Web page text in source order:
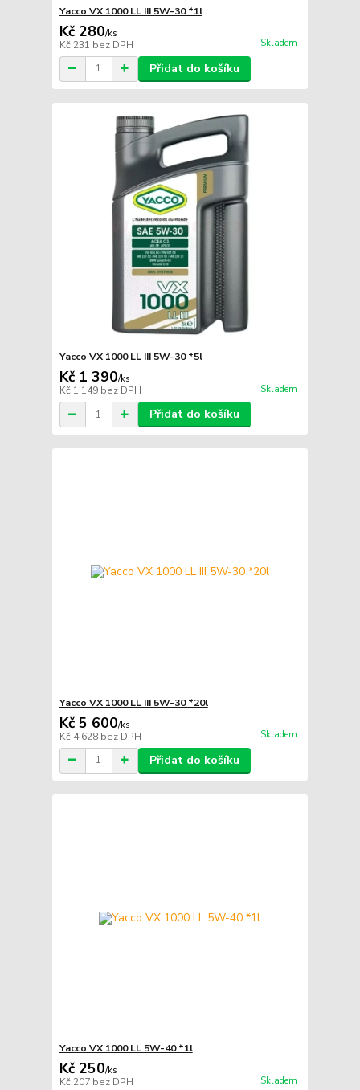
Yacco VX 1000 LL III 5W-30 *1l
Kč 280/ks
Kč 231 bez DPH Skladem
Přidat do košíku
Yacco VX 1000 LL III 5W-30 *5l
Kč 1 390/ks
Kč 1 149 bez DPH Skladem
Přidat do košíku
Yacco VX 1000 LL III 5W-30 *20l
Kč 5 600/ks
Kč 4 628 bez DPH Skladem
Přidat do košíku
Yacco VX 1000 LL 5W-40 *1l
Kč 250/ks
Kč 207 bez DPH Skladem